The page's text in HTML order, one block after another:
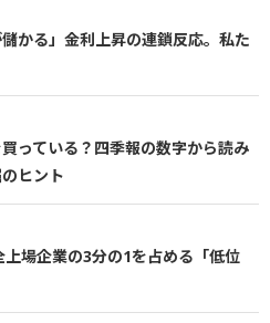
かる」金利上昇の連鎖反応。私た
っている？四季報の数字から読み
ヒント
上場企業の3分の1を占める「低位